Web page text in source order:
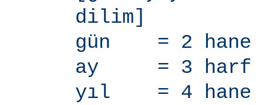
dilim]
gün = 2 hane
ay = 3 harf
yıl = 4 hane